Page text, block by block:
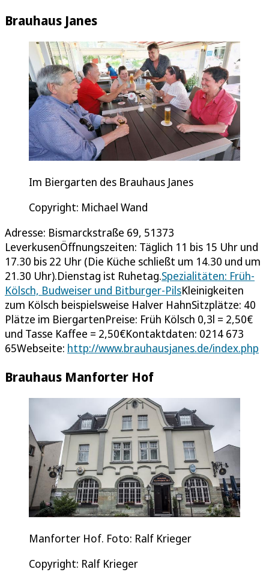
Brauhaus Janes
Im Biergarten des Brauhaus Janes
Copyright: Michael Wand
Adresse: Bismarckstraße 69, 51373
LeverkusenÖffnungszeiten: Täglich 11 bis 15 Uhr und
17.30 bis 22 Uhr (Die Küche schließt um 14.30 und um
21.30 Uhr).Dienstag ist Ruhetag.Spezialitäten: Früh-
Kölsch, Budweiser und Bitburger-PilsKleinigkeiten
zum Kölsch beispielsweise Halver HahnSitzplätze: 40
Plätze im BiergartenPreise: Früh Kölsch 0,3l = 2,50€
und Tasse Kaffee = 2,50€Kontaktdaten: 0214 673
65Webseite: http://www.brauhausjanes.de/index.php
Brauhaus Manforter Hof
Manforter Hof. Foto: Ralf Krieger
Copyright: Ralf Krieger